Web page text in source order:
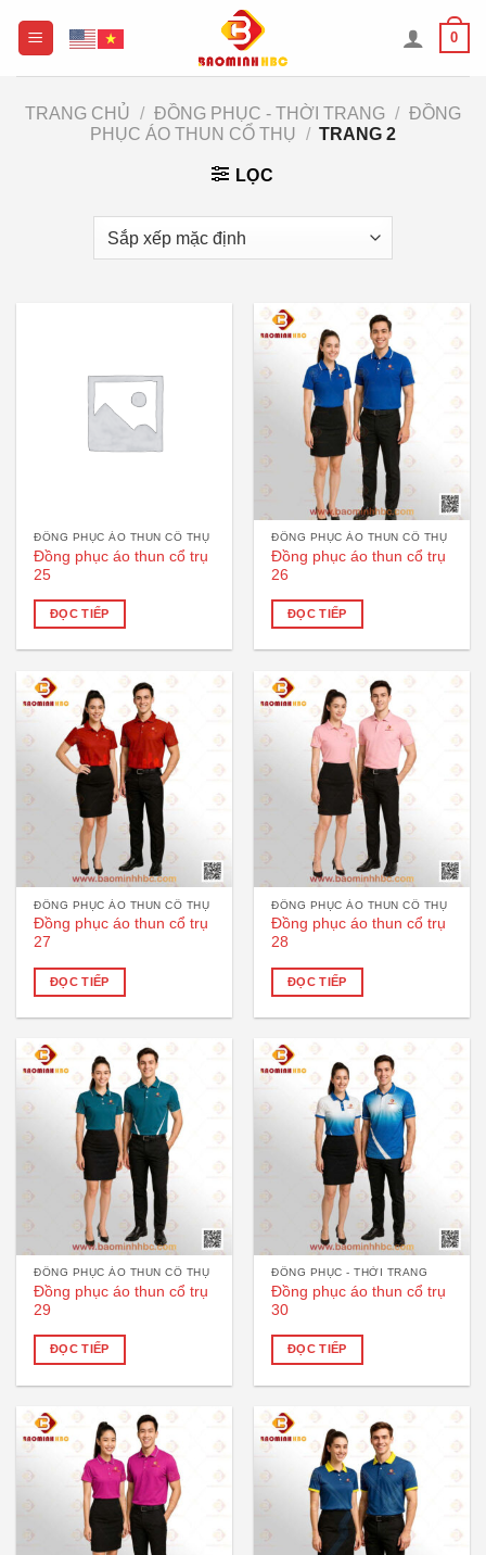
0
TRANG CHỦ / ĐỒNG PHỤC - THỜI TRANG / ĐỒNG
PHỤC ÁO THUN CỔ THỤ / TRANG 2
LỌC
ĐỒNG PHỤC ÁO THUN CỔ THỤ
Đồng phục áo thun cổ trụ
25
ĐỌC TIẾP
ĐỒNG PHỤC ÁO THUN CỔ THỤ
Đồng phục áo thun cổ trụ
26
ĐỌC TIẾP
ĐỒNG PHỤC ÁO THUN CỔ THỤ
Đồng phục áo thun cổ trụ
27
ĐỌC TIẾP
ĐỒNG PHỤC ÁO THUN CỔ THỤ
Đồng phục áo thun cổ trụ
28
ĐỌC TIẾP
ĐỒNG PHỤC ÁO THUN CỔ THỤ
Đồng phục áo thun cổ trụ
29
ĐỌC TIẾP
ĐỒNG PHỤC - THỜI TRANG
Đồng phục áo thun cổ trụ
30
ĐỌC TIẾP